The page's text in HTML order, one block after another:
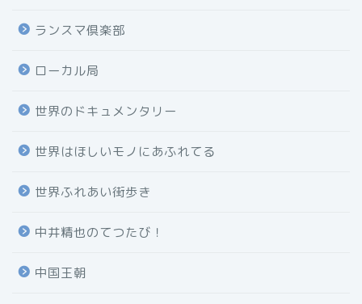
ランスマ倶楽部
ローカル局
世界のドキュメンタリー
世界はほしいモノにあふれてる
世界ふれあい街歩き
中井精也のてつたび！
中国王朝